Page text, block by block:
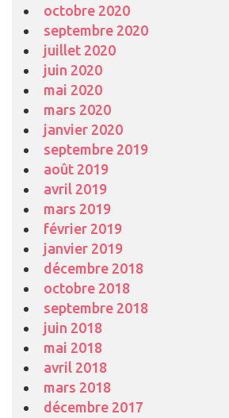
octobre 2020
septembre 2020
juillet 2020
juin 2020
mai 2020
mars 2020
janvier 2020
septembre 2019
août 2019
avril 2019
mars 2019
février 2019
janvier 2019
décembre 2018
octobre 2018
septembre 2018
juin 2018
mai 2018
avril 2018
mars 2018
décembre 2017